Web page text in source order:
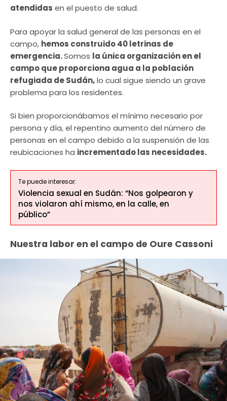
atendidas en el puesto de salud.
Para apoyar la salud general de las personas en el
campo, hemos construido 40 letrinas de
emergencia.Somos la única organización en el
campo que proporciona agua a la población
refugiada de Sudán,lo cual sigue siendo un grave
problema para los residentes.
Si bien proporcionábamos el mínimo necesario por
persona y día, el repentino aumento del número de
personas en el campo debido a la suspensión de las
reubicaciones ha incrementado las necesidades.
Te puede interesar:
Violencia sexual en Sudán: “Nos golpearon y
nos violaron ahí mismo, en la calle, en
público”
Nuestra labor en el campo de Oure Cassoni